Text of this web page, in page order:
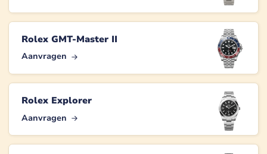
Rolex GMT-Master II
Aanvragen
Rolex Explorer
Aanvragen